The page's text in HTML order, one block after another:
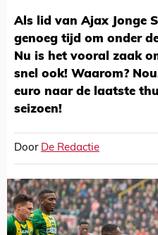
Als lid van Ajax Jonge
genoeg tijd om onder
Nu is het vooral zaak
snel ook! Waarom?
euro naar de laatste
seizoen!
Door De Redactie